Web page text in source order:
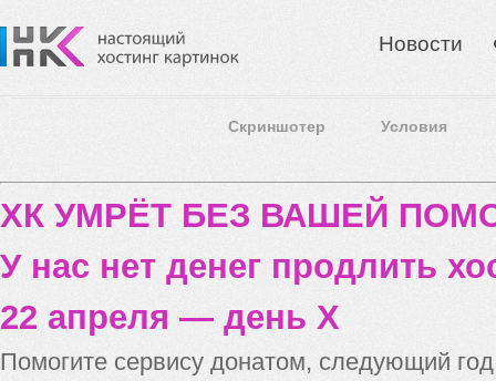
Новости
Скриншотер Условия
ХК УМРЁТ БЕЗ ВАШЕЙ
У нас нет денег продлить
22 апреля — день X
Помогите сервису донатом, следующий